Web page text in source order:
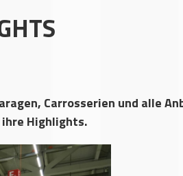
Carrosserien und alle
Highlights.